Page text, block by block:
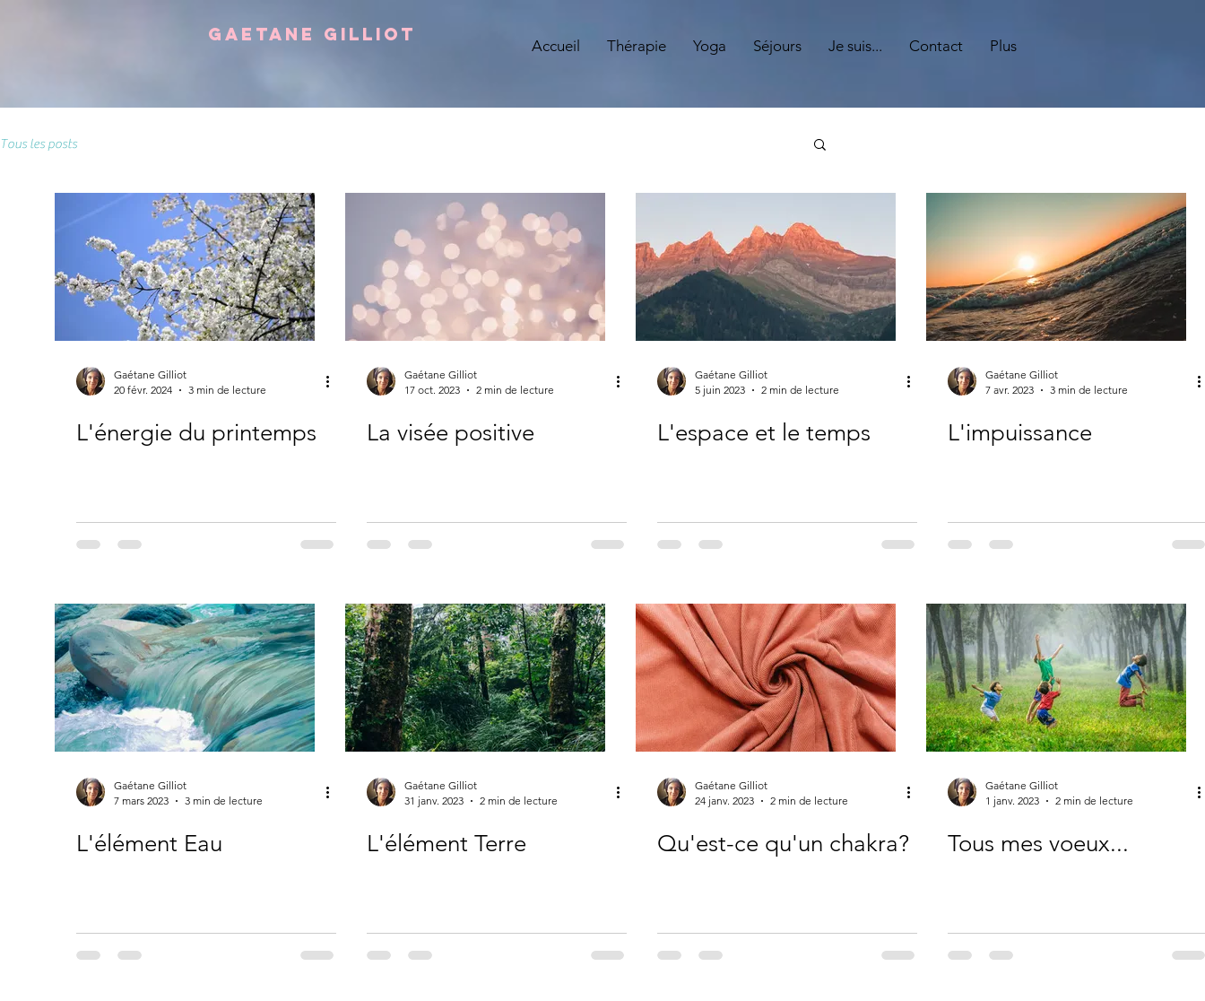
Gaetane GILLIOT
Accueil Thérapie Yoga Séjours Je suis... Contact Plus
Tous les posts
Gaétane Gilliot
20 févr. 2024
3 min de lecture
L'énergie du printemps
Gaétane Gilliot
17 oct. 2023
2 min de lecture
La visée positive
Gaétane Gilliot
5 juin 2023
2 min de lecture
L'espace et le temps
Gaétane Gilliot
7 avr. 2023
3 min de lecture
L'impuissance
Gaétane Gilliot
7 mars 2023
3 min de lecture
L'élément Eau
Gaétane Gilliot
31 janv. 2023
2 min de lecture
L'élément Terre
Gaétane Gilliot
24 janv. 2023
2 min de lecture
Qu'est-ce qu'un chakra?
Gaétane Gilliot
1 janv. 2023
2 min de lecture
Tous mes voeux...